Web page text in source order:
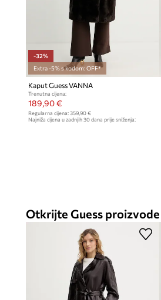
-32%
Extra -5% s kodom: OFF*
Kaput Guess VANNA
Trenutna cijena:
189,90 €
Regularna cijena: 359,90 €
Najniža cijena u zadnjih 30 dana prije sniženja:
Otkrijte Guess proizvode